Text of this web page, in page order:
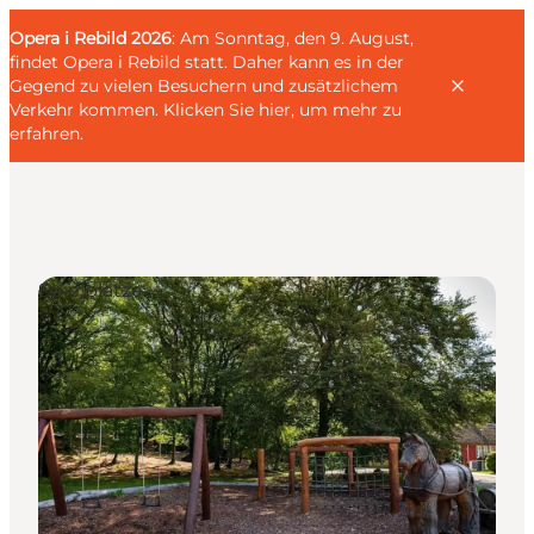
Opera i Rebild 2026: Am Sonntag, den 9. August,
findet Opera i Rebild statt. Daher kann es in der
Gegend zu vielen Besuchern und zusätzlichem
Verkehr kommen. Klicken Sie hier, um mehr zu
erfahren.
Liebespaar
Entdecker
Aktive
KALENDER & EVENTS
KARTEN
REISEPLANUNG
GästeDeutsch
Spielplätze